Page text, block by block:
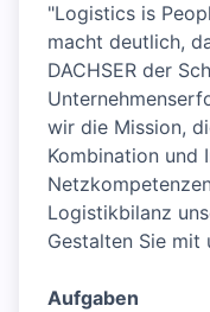
"Logistics is
macht deutlich,
DACHSER der
wir die Mission,
Kombination und
Logistikbilanz
Gestalten Sie mit
Aufgaben